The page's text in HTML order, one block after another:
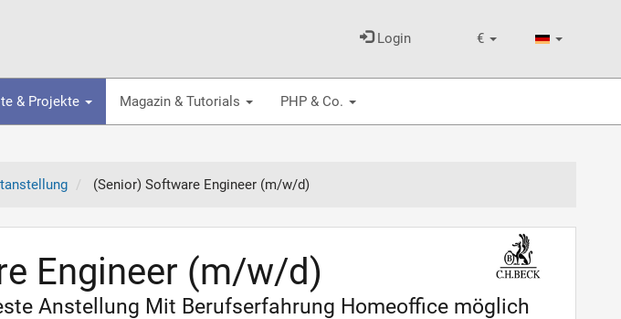
€
Login
& Projekte Magazin & Tutorials PHP & Co.
(Senior) Software Engineer (m/w/d)
Engineer (m/w/d)
Anstellung Mit Berufserfahrung Homeoffice möglich